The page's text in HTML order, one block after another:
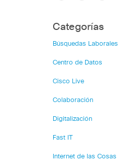
Categorías
Búsquedas Laborales
Centro de Datos
Cisco Live
Colaboración
Digitalización
Fast IT
Internet de las Cosas